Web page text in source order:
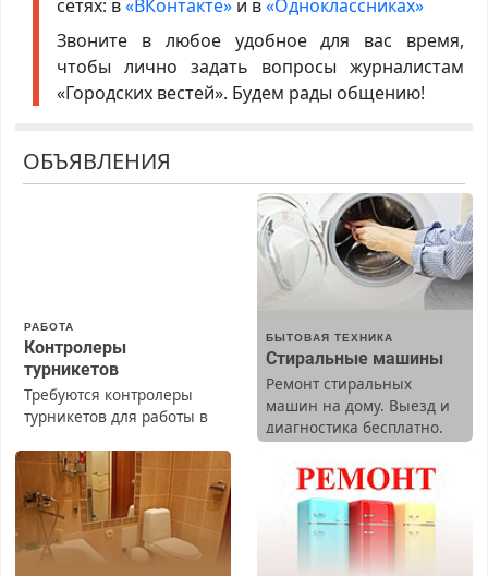
сетях: в«ВКонтакте»и в«Одноклассниках»
Звоните в любое удобное для вас время,
чтобы лично задать вопросы журналистам
«Городских вестей». Будем рады общению!
ОБЪЯВЛЕНИЯ
РАБОТА
Контролеры
турникетов
Требуются контролеры
турникетов для работы в
(мужчины, женщины).
Прием по ТК РФ. График
работы любой.
Бесплатное проживание.
З/п – до 96000 рублей до
БЫТОВАЯ ТЕХНИКА
Стиральные машины
Ремонт стиральных
машин на дому. Выезд и
диагностика бесплатно.